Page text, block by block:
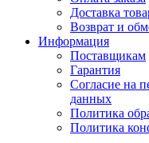
Доставка
Возврат и
Информация
Поставщикам
Гарантия
Согласие на
данных
Политика
Политика